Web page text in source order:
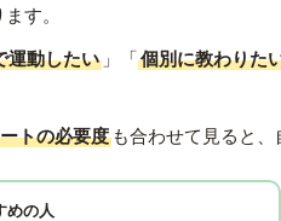
す。
運動したい 」「個別に教わりた
トの必要度 も合わせて見ると、
めの人